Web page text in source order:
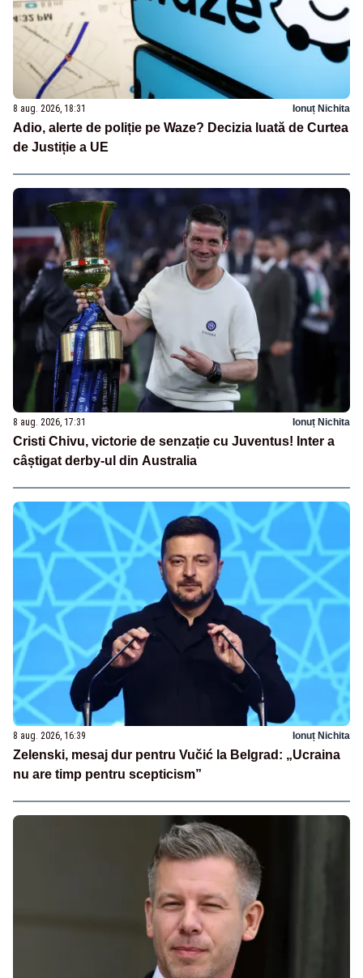
8 aug. 2026, 18:31 Ionuț Nichita
Adio, alerte de poliție pe Waze? Decizia luată de Curtea
de Justiție a UE
8 aug. 2026, 17:31 Ionuț Nichita
Cristi Chivu, victorie de senzație cu Juventus! Inter a
câștigat derby-ul din Australia
8 aug. 2026, 16:39 Ionuț Nichita
Zelenski, mesaj dur pentru Vučić la Belgrad: „Ucraina
nu are timp pentru scepticism”